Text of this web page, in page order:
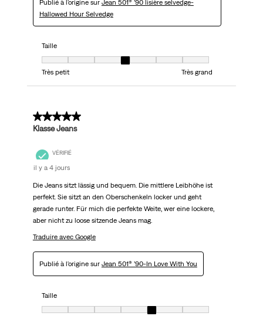
Publié à l'origine sur Jean 501® ’90 lisière selvedge-
Hallowed Hour Selvedge
Taille
Taille, 4 sur 7, où 1 est égal à Très petit et 7 est égal à Très grand
Très petit
Très grand
5 sur 5 étoiles.
Klasse Jeans
VÉRIFIÉ
il y a 4 jours
Die Jeans sitzt lässig und bequem. Die mittlere Leibhöhe ist
perfekt. Sie sitzt an den Oberschenkeln locker und geht
gerade runter. Für mich die perfekte Weite, wer eine lockere,
aber nicht zu loose sitzende Jeans mag.
Traduire avec Google
Publié à l'origine sur Jean 501® ’90-In Love With You
Taille
Taille, 5 sur 7, où 1 est égal à Très petit et 7 est égal à Très grand